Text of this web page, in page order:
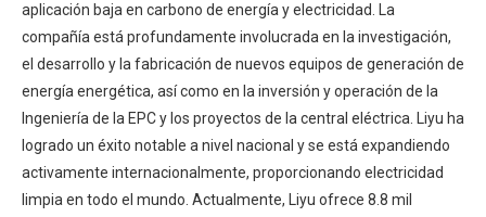
aplicación baja en carbono de energía y electricidad. La
compañía está profundamente involucrada en la investigación,
el desarrollo y la fabricación de nuevos equipos de generación de
energía energética, así como en la inversión y operación de la
Ingeniería de la EPC y los proyectos de la central eléctrica. Liyu ha
logrado un éxito notable a nivel nacional y se está expandiendo
activamente internacionalmente, proporcionando electricidad
limpia en todo el mundo. Actualmente, Liyu ofrece 8.8 mil